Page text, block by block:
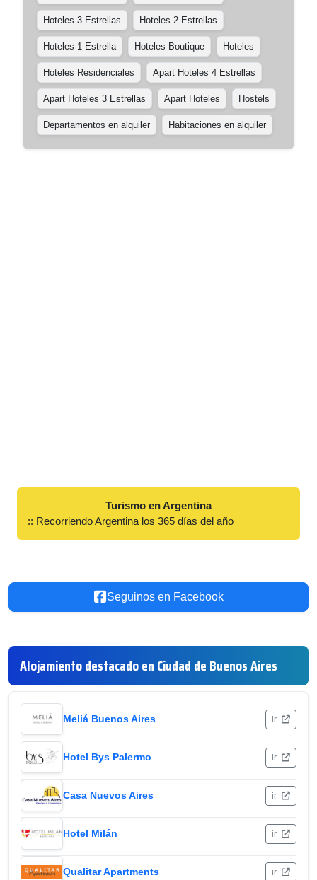
Hoteles 3 Estrellas Hoteles 2 Estrellas
Hoteles 1 Estrella Hoteles Boutique Hoteles
Hoteles Residenciales Apart Hoteles 4 Estrellas
Apart Hoteles 3 Estrellas Apart Hoteles Hostels
Departamentos en alquiler Habitaciones en alquiler
Turismo en Argentina
:: Recorriendo Argentina los 365 días del año
Seguinos en Facebook
Alojamiento destacado en Ciudad de Buenos Aires
Meliá Buenos Aires ir
Hotel Bys Palermo ir
Casa Nuevos Aires ir
Hotel Milán ir
Qualitar Apartments ir